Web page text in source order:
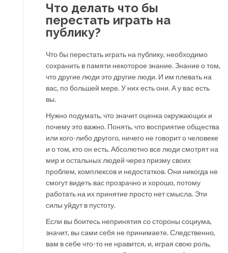
Что делать что бы
перестать играть на
публику?
Что бы перестать играть на публику, необходимо
сохранить в памяти некоторое знание. Знание о том,
что другие люди это другие люди. И им плевать на
вас, по большей мере. У них есть они. А у вас есть
вы.
Нужно подумать, что значит оценка окружающих и
почему это важно. Понять, что восприятие общества
или кого-либо другого, ничего не говорит о человеке
и о том, кто он есть. Абсолютно все люди смотрят на
мир и остальных людей через призму своих
проблем, комплексов и недостатков. Они никогда не
смогут видеть вас прозрачно и хорошо, потому
работать на их принятие просто нет смысла. Эти
силы уйдут в пустоту.
Если вы боитесь непринятия со стороны социума,
значит, вы сами себя не принимаете. Следственно,
вам в себе что-то не нравится, и, играя свою роль,